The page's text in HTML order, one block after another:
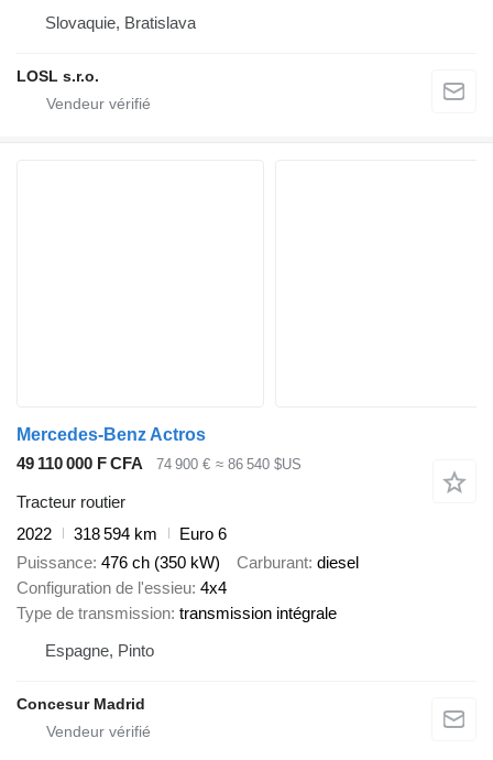
Slovaquie, Bratislava
LOSL s.r.o.
Mercedes-Benz Actros
49 110 000 F CFA
74 900 € ≈ 86 540 $US
Tracteur routier
2022
318 594 km
Euro 6
Puissance 476 ch (350 kW) Carburant diesel
Configuration de l'essieu 4x4
Type de transmission transmission intégrale
Espagne, Pinto
Concesur Madrid